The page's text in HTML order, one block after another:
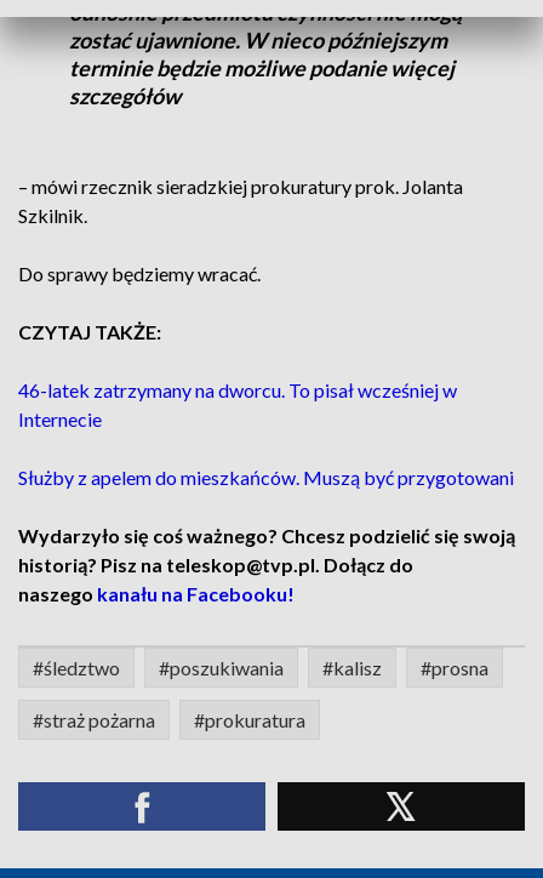
odnośnie przedmiotu czynności nie mogą
zostać ujawnione. W nieco późniejszym
terminie będzie możliwe podanie więcej
szczegółów
– mówi rzecznik sieradzkiej prokuratury prok. Jolanta
Szkilnik.
Do sprawy będziemy wracać.
CZYTAJ TAKŻE:
46-latek zatrzymany na dworcu. To pisał wcześniej w
Internecie
Służby z apelem do mieszkańców. Muszą być przygotowani
Wydarzyło się coś ważnego? Chcesz podzielić się swoją
historią? Pisz na teleskop@tvp.pl. Dołącz do
naszego kanału na Facebooku!
#śledztwo #poszukiwania #kalisz #prosna
#straż pożarna #prokuratura